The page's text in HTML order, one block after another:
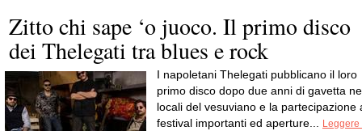
Zitto chi sape ‘o juoco. Il primo disco
dei Thelegati tra blues e rock
I napoletani Thelegati pubblicano il loro
primo disco dopo due anni di gavetta
locali del vesuviano e la partecipazione
festival importanti ed aperture... Leggere